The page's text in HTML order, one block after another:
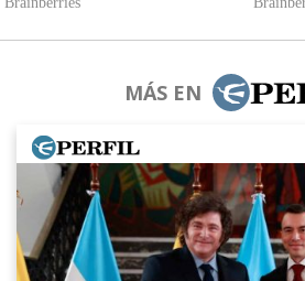
MÁS EN